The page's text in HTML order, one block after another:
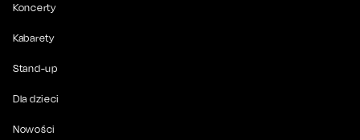
Koncerty
Kabarety
Stand-up
Dla dzieci
Nowości